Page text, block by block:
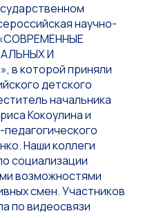
научно-
И
которой приняли
детского
начальника
Кокоулина и
Наши коллеги
социализации
возможностями
смен. Участников
по видеосвязи